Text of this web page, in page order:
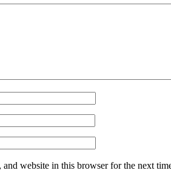
and website in this browser for the next